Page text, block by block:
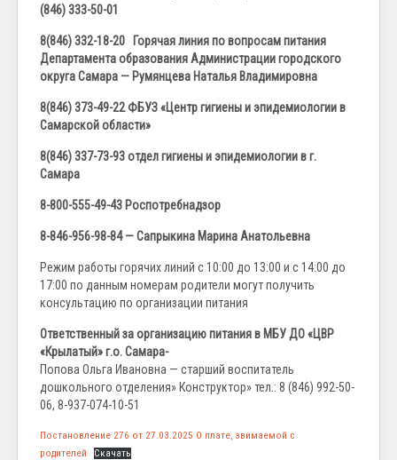
(846) 333-50-01
8(846) 332-18-20 Горячая линия по вопросам питания
Департамента образования Администрации городского
округа Самара — Румянцева Наталья Владимировна
8(846) 373-49-22 ФБУЗ «Центр гигиены и эпидемиологии в
Самарской области»
8(846) 337-73-93 отдел гигиены и эпидемиологии в г.
Самара
8-800-555-49-43 Роспотребнадзор
8-846-956-98-84 — Сапрыкина Марина Анатольевна
Режим работы горячих линий с 10:00 до 13:00 и с 14:00 до
17:00 по данным номерам родители могут получить
консультацию по организации питания
Ответственный за организацию питания в МБУ ДО «ЦВР
«Крылатый» г.о. Самара-
Попова Ольга Ивановна — старший воспитатель
дошкольного отделения» Конструктор» тел.: 8 (846) 992-50-
06, 8-937-074-10-51
Постановление 276 от 27.03.2025 О плате, звимаемой с
родителей
Скачать